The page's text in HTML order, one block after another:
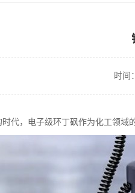
时间
代，电子级环丁砜作为化工领域